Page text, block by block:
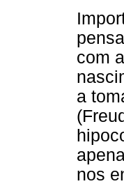
com
a
nos